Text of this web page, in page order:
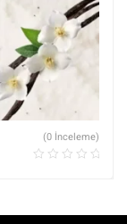
(0 İnceleme)